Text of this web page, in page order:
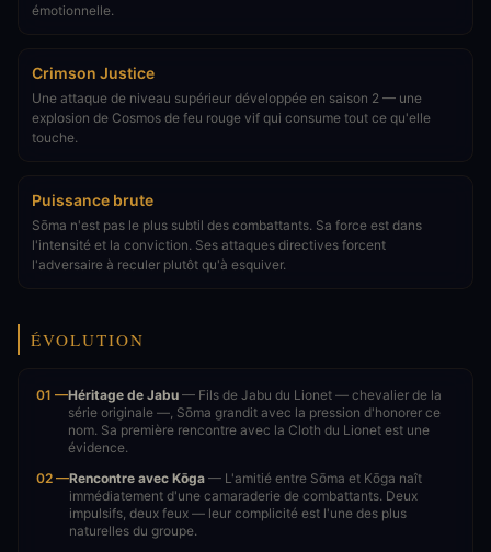
émotionnelle.
Crimson Justice
Une attaque de niveau supérieur développée en saison 2 — une
explosion de Cosmos de feu rouge vif qui consume tout ce qu'elle
touche.
Puissance brute
Sōma n'est pas le plus subtil des combattants. Sa force est dans
l'intensité et la conviction. Ses attaques directives forcent
l'adversaire à reculer plutôt qu'à esquiver.
ÉVOLUTION
01 —Héritage de Jabu — Fils de Jabu du Lionet — chevalier de la
série originale —, Sōma grandit avec la pression d'honorer ce
nom. Sa première rencontre avec la Cloth du Lionet est une
évidence.
02 —Rencontre avec Kōga — L'amitié entre Sōma et Kōga naît
immédiatement d'une camaraderie de combattants. Deux
impulsifs, deux feux — leur complicité est l'une des plus
naturelles du groupe.